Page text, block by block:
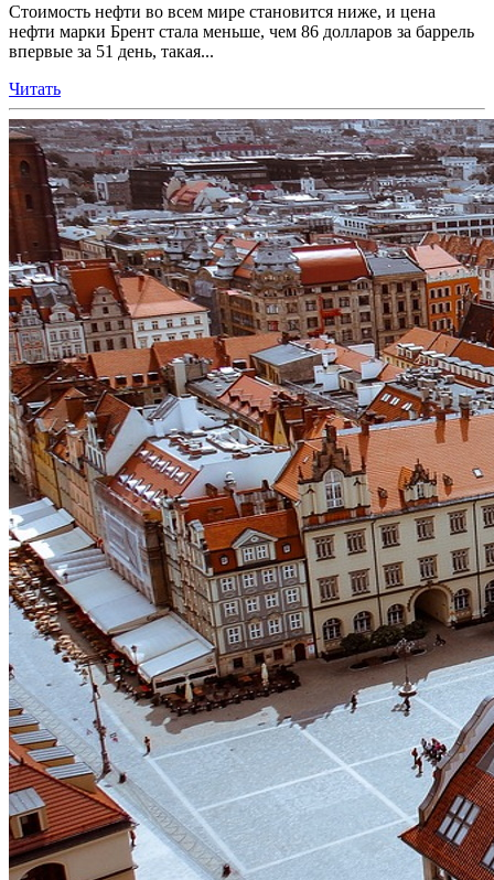
Стоимость нефти во всем мире становится ниже, и цена
нефти марки Брент стала меньше, чем 86 долларов за баррель
впервые за 51 день, такая...
Читать